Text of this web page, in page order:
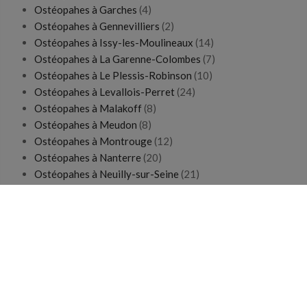
Ostéopahes à Garches (4)
Ostéopahes à Gennevilliers (2)
Ostéopahes à Issy-les-Moulineaux (14)
Ostéopahes à La Garenne-Colombes (7)
Ostéopahes à Le Plessis-Robinson (10)
Ostéopahes à Levallois-Perret (24)
Ostéopahes à Malakoff (8)
Ostéopahes à Meudon (8)
Ostéopahes à Montrouge (12)
Ostéopahes à Nanterre (20)
Ostéopahes à Neuilly-sur-Seine (21)